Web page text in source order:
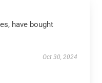
have bought
Oct 30, 2024